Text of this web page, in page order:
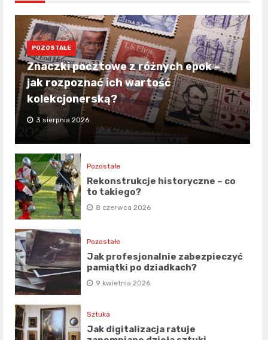
POZOSTAŁE
Znaczki pocztowe z różnych epok –
jak rozpoznać ich wartość
kolekcjonerską?
3 sierpnia 2026
Pozostałe
Rekonstrukcje historyczne – co
to takiego?
8 czerwca 2026
Pozostałe
Jak profesjonalnie zabezpieczyć
pamiątki po dziadkach?
9 kwietnia 2026
Sztuka
Jak digitalizacja ratuje